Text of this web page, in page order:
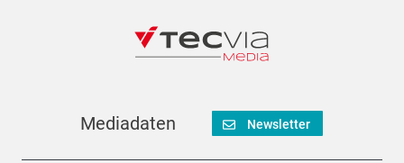
Mediadaten Newsletter